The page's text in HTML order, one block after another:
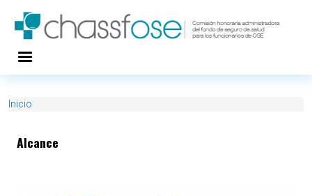
Inicio
Alcance